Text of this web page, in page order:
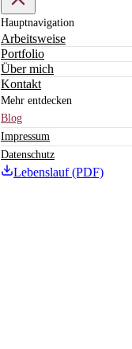
Hauptnavigation
Arbeitsweise
Portfolio
Über mich
Kontakt
Mehr entdecken
Blog
Impressum
Datenschutz
Lebenslauf (PDF)